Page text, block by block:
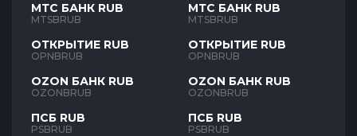
МТС БАНК RUB
MTSBRUB
ОТКРЫТИЕ RUB
OPNBRUB
OZON БАНК RUB
OZONBRUB
ПСБ RUB
PSBRUB
МТС БАНК RUB
MTSBRUB
ОТКРЫТИЕ RUB
OPNBRUB
OZON БАНК RUB
OZONBRUB
ПСБ RUB
PSBRUB